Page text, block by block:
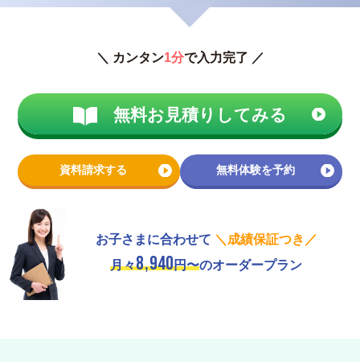
＼ カンタン1分で入力完了 ／
無料お見積りしてみる
資料請求する 無料体験を予約
お子さまに合わせて ＼成績保証つき／
月々8,940円〜のオーダープラン